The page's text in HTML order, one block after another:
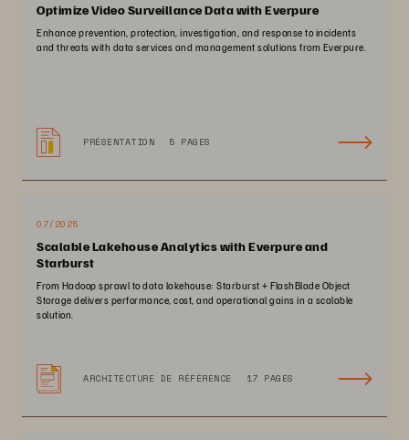
Optimize Video Surveillance Data with Everpure
Enhance prevention, protection, investigation, and response to incidents
and threats with data services and management solutions from Everpure.
PRÉSENTATION 5 PAGES
07/2025
Scalable Lakehouse Analytics with Everpure and
Starburst
From Hadoop sprawl to data lakehouse: Starburst + FlashBlade Object
Storage delivers performance, cost, and operational gains in a scalable
solution.
ARCHITECTURE DE RÉFÉRENCE 17 PAGES